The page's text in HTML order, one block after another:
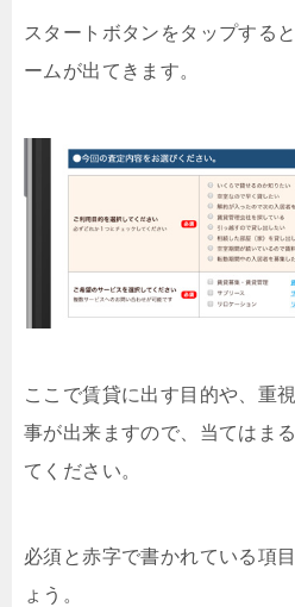
スタートボタンをタップする
ームが出てきます。
ここで賃貸に出す目的や、重
事が出来ますので、当てはま
てください。
必須と赤字で書かれている項
ょう。